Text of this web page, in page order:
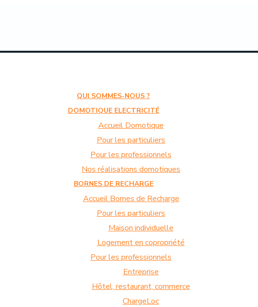
QUI SOMMES-NOUS ?
DOMOTIQUE ELECTRICITÉ
Accueil Domotique
Pour les particuliers
Pour les professionnels
Nos réalisations domotiques
BORNES DE RECHARGE
Accueil Bornes de Recharge
Pour les particuliers
Maison individuelle
Logement en copropriété
Pour les professionnels
Entreprise
Hôtel, restaurant, commerce
ChargeLoc